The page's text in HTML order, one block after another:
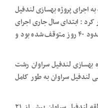
اجرای پروژه بهسازی لندفیل
کرد : ابتدای سال جاری اجرای
پروژه بهسازی به دلیل تنش های محلی حدود ۴۰ روز متوقف شده بود و
۸۱ درصدی پروژه بهسازی لندفیل سراوان رشت
۱۰ هکتار از اراضی لندفیل سراوان به طور کامل